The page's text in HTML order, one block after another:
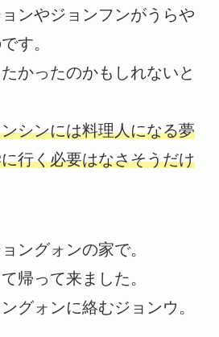
ンやジョンフンがうらや
す。
かったのかもしれないと
シンには料理人になる夢
行く必要はなさそうだけ
ングォンの家で。
帰って来ました。
グォンに絡むジョンウ。